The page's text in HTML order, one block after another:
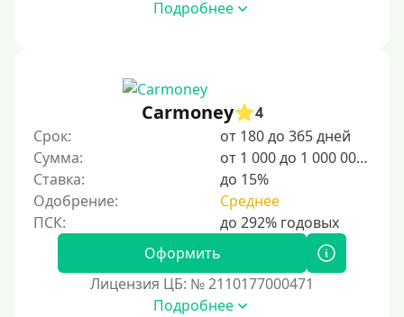
гостеприимную среду для иностранцев, включая
особенностями и системой здравоохранения страны.
Для граждан Узбекистана, проживающих за рубежом
Для граждан СНГ
Сумма (рублей)
100 руб
Подробнее
Carmoney
4
Срок:
от 180 до 365 дней
Сумма:
от 1 000 до 1 000 000 ₽
Ставка:
до 15%
Одобрение:
Среднее
Оформить
Лицензия ЦБ: № 2110177000471
Подробнее